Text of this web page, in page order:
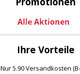
Ihre Vorteile
Nur 5.90 Versandkosten